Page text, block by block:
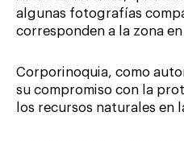
algunas fotografías
corresponden a la zona
Corporinoquia, como
su compromiso con la
los recursos naturales en